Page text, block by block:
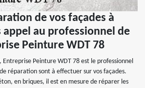
de vos façades à
appel au professionnel de
Peinture WDT 78
Entreprise Peinture WDT 78 est le professionnel
réparation sont à effectuer sur vos façades.
en briques, il est en mesure de réparer les